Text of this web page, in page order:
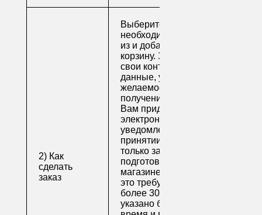
2) Как
сделать
заказ
Выберите
необходимые товары
из и добавьте их в
корзину. Заполните
свои контактные
данные, укажите
желаемое время
получения заказа.
Вам придет по
электронной почте
уведомление о
принятии заказа. Как
только заказ
подготовят в
магазине (обычно на
это требуется не
более 30 минут, если
указано ближайшее